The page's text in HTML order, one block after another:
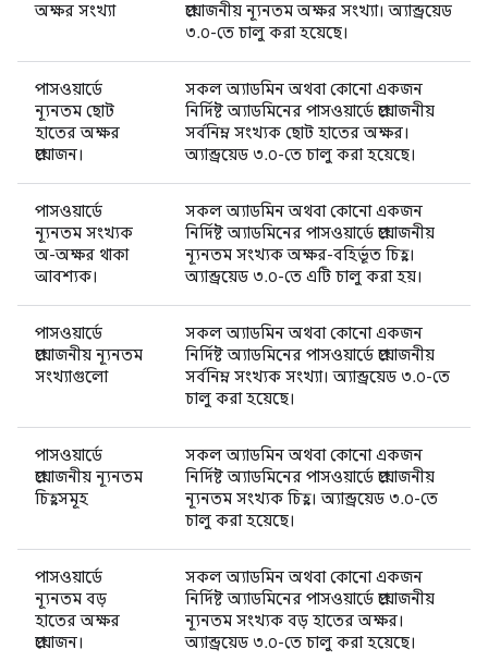
অক্ষর সংখ্যা
প্রয়োজনীয় ন্যূনতম অক্ষর সংখ্যা। অ্যান্ড্রয়েড
৩.০-তে চালু করা হয়েছে।
পাসওয়ার্ডে
ন্যূনতম ছোট
হাতের অক্ষর
প্রয়োজন।
সকল অ্যাডমিন অথবা কোনো একজন
নির্দিষ্ট অ্যাডমিনের পাসওয়ার্ডে প্রয়োজনীয়
সর্বনিম্ন সংখ্যক ছোট হাতের অক্ষর।
অ্যান্ড্রয়েড ৩.০-তে চালু করা হয়েছে।
পাসওয়ার্ডে
ন্যূনতম সংখ্যক
অ-অক্ষর থাকা
আবশ্যক।
সকল অ্যাডমিন অথবা কোনো একজন
নির্দিষ্ট অ্যাডমিনের পাসওয়ার্ডে প্রয়োজনীয়
ন্যূনতম সংখ্যক অক্ষর-বহির্ভূত চিহ্ন।
অ্যান্ড্রয়েড ৩.০-তে এটি চালু করা হয়।
পাসওয়ার্ডে
প্রয়োজনীয় ন্যূনতম
সংখ্যাগুলো
সকল অ্যাডমিন অথবা কোনো একজন
নির্দিষ্ট অ্যাডমিনের পাসওয়ার্ডে প্রয়োজনীয়
সর্বনিম্ন সংখ্যক সংখ্যা। অ্যান্ড্রয়েড ৩.০-তে
চালু করা হয়েছে।
পাসওয়ার্ডে
প্রয়োজনীয় ন্যূনতম
চিহ্নসমূহ
সকল অ্যাডমিন অথবা কোনো একজন
নির্দিষ্ট অ্যাডমিনের পাসওয়ার্ডে প্রয়োজনীয়
ন্যূনতম সংখ্যক চিহ্ন। অ্যান্ড্রয়েড ৩.০-তে
চালু করা হয়েছে।
পাসওয়ার্ডে
ন্যূনতম বড়
হাতের অক্ষর
প্রয়োজন।
সকল অ্যাডমিন অথবা কোনো একজন
নির্দিষ্ট অ্যাডমিনের পাসওয়ার্ডে প্রয়োজনীয়
ন্যূনতম সংখ্যক বড় হাতের অক্ষর।
অ্যান্ড্রয়েড ৩.০-তে চালু করা হয়েছে।